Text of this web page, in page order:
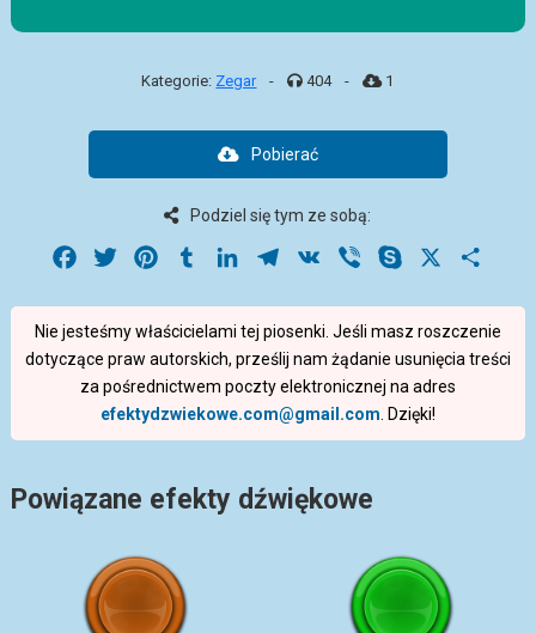
Kategorie: Zegar - 404 - 1
Pobierać
Podziel się tym ze sobą:
Facebook
Twitter PinterestTumblrLinkedInTelegram
VK Viber Skype
Nie jesteśmy właścicielami tej piosenki. Jeśli masz roszczenie
dotyczące praw autorskich, prześlij nam żądanie usunięcia treści
za pośrednictwem poczty elektronicznej na adres
efektydzwiekowe.com@gmail.com . Dzięki!
Powiązane efekty dźwiękowe